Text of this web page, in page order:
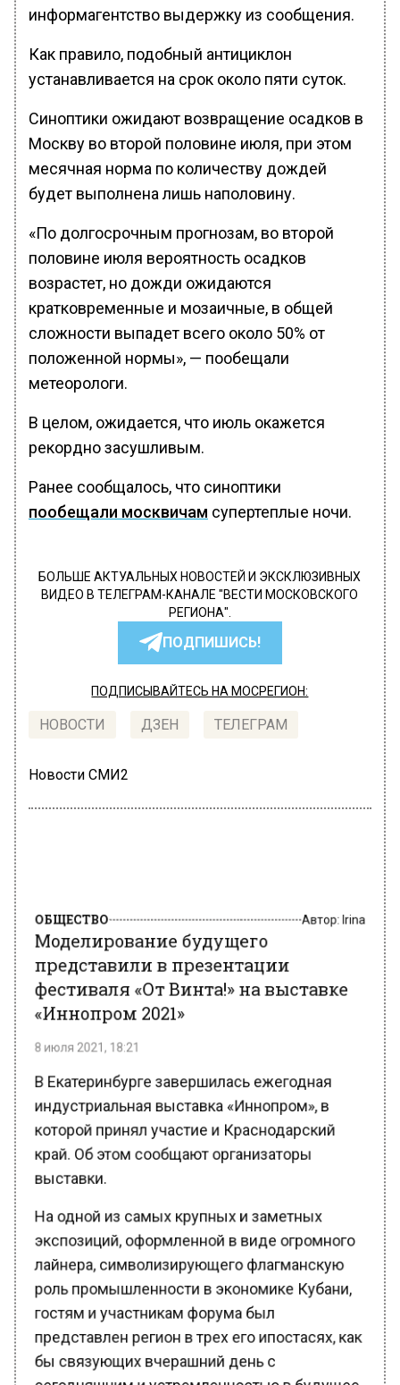
информагентство выдержку из сообщения.
Как правило, подобный антициклон
устанавливается на срок около пяти суток.
Синоптики ожидают возвращение осадков в
Москву во второй половине июля, при этом
месячная норма по количеству дождей
будет выполнена лишь наполовину.
«По долгосрочным прогнозам, во второй
половине июля вероятность осадков
возрастет, но дожди ожидаются
кратковременные и мозаичные, в общей
сложности выпадет всего около 50% от
положенной нормы», — пообещали
метеорологи.
В целом, ожидается, что июль окажется
рекордно засушливым.
Ранее сообщалось, что синоптики
пообещали москвичам супертеплые ночи.
БОЛЬШЕ АКТУАЛЬНЫХ НОВОСТЕЙ И ЭКСКЛЮЗИВНЫХ
ВИДЕО В ТЕЛЕГРАМ-КАНАЛЕ "ВЕСТИ МОСКОВСКОГО
РЕГИОНА".
ПОДПИШИСЬ!
ПОДПИСЫВАЙТЕСЬ НА МОСРЕГИОН:
НОВОСТИ ДЗЕН ТЕЛЕГРАМ
Новости СМИ2
представили в презентации
фестиваля «От Винта!» на выставке
«Иннопром 2021»
8 июля 2021, 18:21
которой принял участие и Краснодарский
край. Об этом сообщают организаторы
выставки.
На одной из самых крупных и заметных
лайнера, символизирующего флагманскую
роль промышленности в экономике Кубани,
гостям и участникам форума был
представлен регион в трех его ипостасях, как
бы связующих вчерашний день с
сегодняшним и устремленностью в будущее.